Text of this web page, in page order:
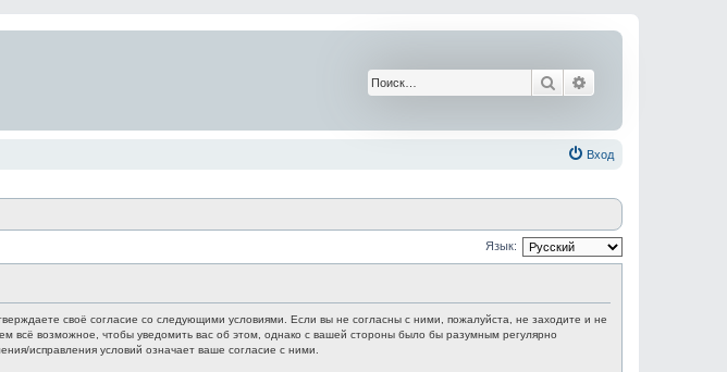
Поиск
Вход
Язык:
своё согласие со следующими условиями. Если вы не согласны с ними, пожалуйста, не заходите и не
всё возможное, чтобы уведомить вас об этом, однако с вашей стороны было бы разумным регулярно
исправления условий означает ваше согласие с ними.